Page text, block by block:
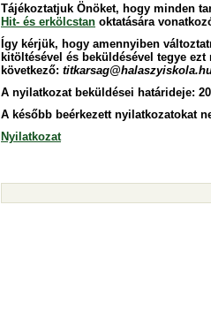
Tájékoztatjuk Önöket, hogy minden
Hit- és erkölcstan oktatására
Így kérjük, hogy amennyiben
kitöltésével és beküldésével tegye
következő:
A nyilatkozat beküldései határideje:
A később beérkezett nyilatkozatokat
Nyilatkozat